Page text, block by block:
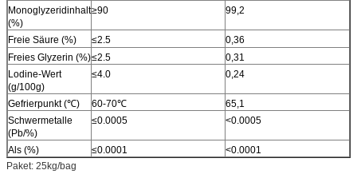
Monoglyzeridinhalt
(%)
≥90 99,2
Freie Säure (%) ≤2.5
0,36
Freies Glyzerin (%)≤2.5
0,31
Lodine-Wert
(g/100g)
≤4.0 0,24
Gefrierpunkt (℃) 60-70℃
65,1
Schwermetalle
(Pb/%)
≤0.0005 <0.0005
Als (%) ≤0.0001
<0.0001
Paket: 25kg/bag